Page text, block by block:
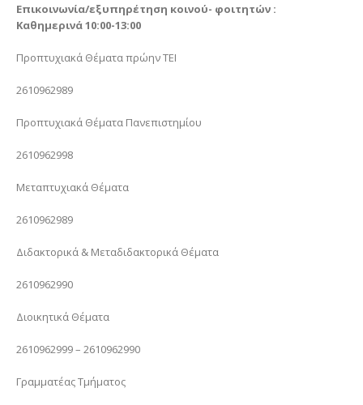
Επικοινωνία/εξυπηρέτηση κοινού- φοιτητών :
Kαθημερινά 10:00-13:00
Προπτυχιακά Θέματα πρώην ΤΕΙ
2610962989
Προπτυχιακά Θέματα Πανεπιστημίου
2610962998
Μεταπτυχιακά Θέματα
2610962989
Διδακτορικά & Μεταδιδακτορικά Θέματα
2610962990
Διοικητικά Θέματα
2610962999 – 2610962990
Γραμματέας Τμήματος